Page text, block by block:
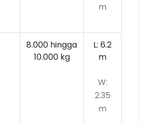
m
8.000 hingga
10.000 kg
L: 6.2
m
W:
2.35
m